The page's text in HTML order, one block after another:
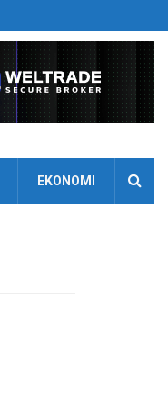
EKONOMI